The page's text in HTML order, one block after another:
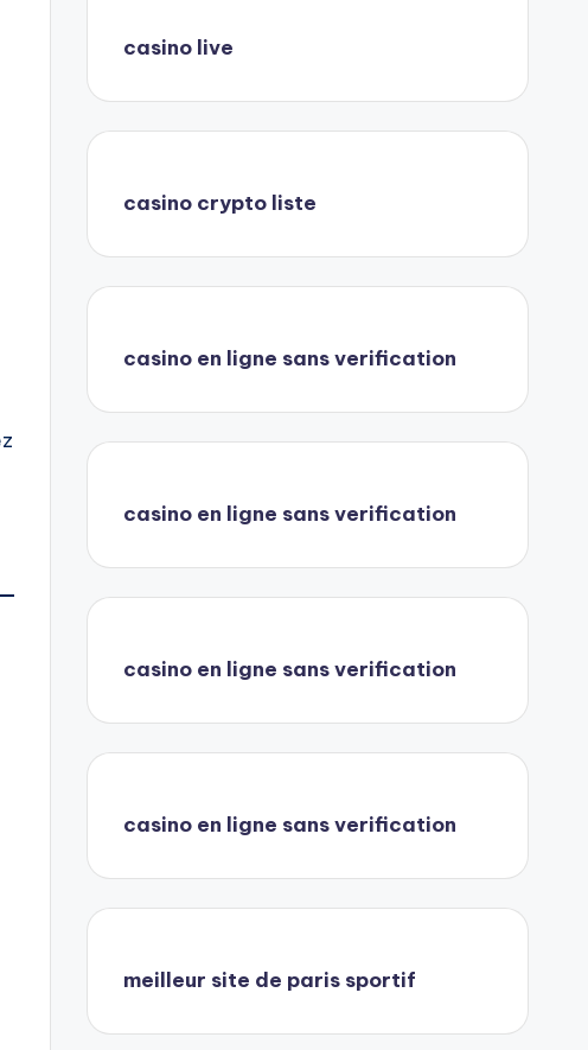
casino live
casino crypto liste
casino en ligne sans verification
casino en ligne sans verification
casino en ligne sans verification
casino en ligne sans verification
meilleur site de paris sportif